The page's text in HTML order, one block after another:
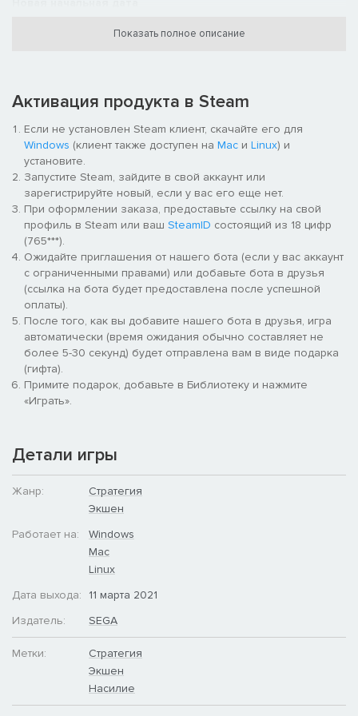
превратились в могущественных и влиятельных государей.
Хотя в центре новой истории находится противостояние
северных князей, вы можете играть и за других героев,
осуществляя честолюбивые замыслы Лю Бэя или Ма Тэна.
Новая фракция из нескольких поколений
Лю Янь — хитроумный стратег и честолюбивый правитель,
жаждущий создать прочное будущее для своей семьи.
Воспользуйтесь особой механикой устремлений, чтобы
успешно передать власть Лю Чжану, который сумеет
приумножить успехи своего отца, или наблюдайте за тем, как
надежды Лю Яня превращаются в прах.
Разнообразные новые отряды
Fates Divided предлагает множество новых отрядов для
привлекать на службу элитные отряды Северной армии.
Показать полное описание
Активация продукта в Steam
Если не установлен Steam клиент, скачайте его для
Windows (клиент также доступен на Mac и Linux) и
установите.
Запустите Steam, зайдите в свой аккаунт или
зарегистрируйте новый, если у вас его еще нет.
При оформлении заказа, предоставьте ссылку на свой
профиль в Steam или ваш SteamID состоящий из 18 цифр
(765***).
Ожидайте приглашения от нашего бота (если у вас аккаунт
с ограниченными правами) или добавьте бота в друзья
(ссылка на бота будет предоставлена после успешной
оплаты).
После того, как вы добавите нашего бота в друзья, игра
автоматически (время ожидания обычно составляет не
более 5-30 секунд) будет отправлена вам в виде подарка
(гифта).
Примите подарок, добавьте в Библиотеку и нажмите
«Играть».
Детали игры
Жанр:
Стратегия
Экшен
Работает на:
Windows
Mac
Linux
Дата выхода:
11 марта 2021
Издатель:
SEGA
Метки:
Стратегия
Экшен
Насилие